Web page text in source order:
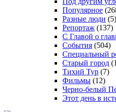
Популярное
Разные люди (5)
Репортаж (137)
С Главой о
События (504)
Специальный
Старый город
Тихий Тур (7)
Фильмы (12)
Черно-белый
Этот день в